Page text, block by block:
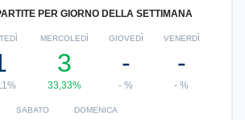
PER GIORNO DELLA SETTIMANA
MERCOLEDÌ
3
33,33%
GIOVEDÌ
-
- %
VENERDÌ
-
- %
SABATO DOMENICA